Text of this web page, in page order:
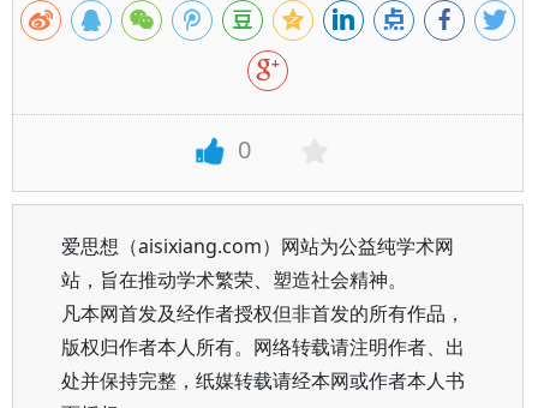
0
爱思想（aisixiang.com）网站为公益纯学术网
站，旨在推动学术繁荣、塑造社会精神。
凡本网首发及经作者授权但非首发的所有作品，
版权归作者本人所有。网络转载请注明作者、出
处并保持完整，纸媒转载请经本网或作者本人书